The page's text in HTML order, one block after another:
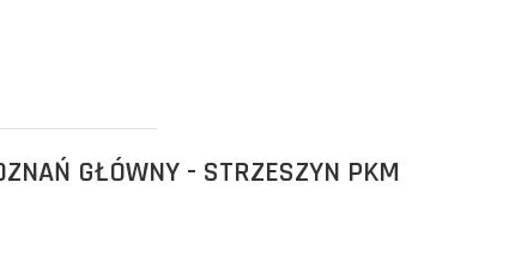
GŁÓWNY - STRZESZYN PKM